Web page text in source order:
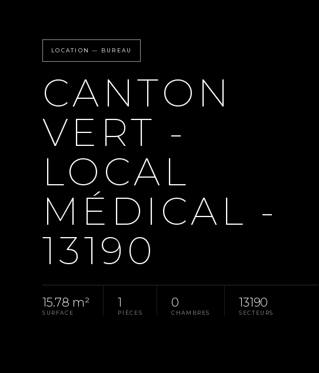
LOCATION — BUREAU
CANTON
VERT -
LOCAL
MÉDICAL -
13190
15.78 m²
SURFACE
1
PIÈCES
0
CHAMBRES
13190
SECTEURS